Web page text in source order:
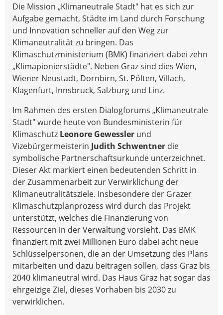
Die Mission „Klimaneutrale Stadt" hat es sich zur
Aufgabe gemacht, Städte im Land durch Forschung
und Innovation schneller auf den Weg zur
Klimaneutralität zu bringen. Das
Klimaschutzministerium (BMK) finanziert dabei zehn
„Klimapionierstädte". Neben Graz sind dies Wien,
Wiener Neustadt, Dornbirn, St. Pölten, Villach,
Klagenfurt, Innsbruck, Salzburg und Linz.
Im Rahmen des ersten Dialogforums „Klimaneutrale
Stadt" wurde heute von Bundesministerin für
Klimaschutz Leonore Gewessler und
Vizebürgermeisterin Judith Schwentner die
symbolische Partnerschaftsurkunde unterzeichnet.
Dieser Akt markiert einen bedeutenden Schritt in
der Zusammenarbeit zur Verwirklichung der
Klimaneutralitätsziele. Insbesondere der Grazer
Klimaschutzplanprozess wird durch das Projekt
unterstützt, welches die Finanzierung von
Ressourcen in der Verwaltung vorsieht. Das BMK
finanziert mit zwei Millionen Euro dabei acht neue
Schlüsselpersonen, die an der Umsetzung des Plans
mitarbeiten und dazu beitragen sollen, dass Graz bis
2040 klimaneutral wird. Das Haus Graz hat sogar das
ehrgeizige Ziel, dieses Vorhaben bis 2030 zu
verwirklichen.